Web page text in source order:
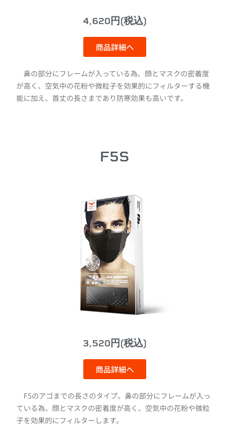
4,620円(税込)
商品詳細へ
鼻の部分にフレームが入っている為、顔とマスクの密着度
が高く、空気中の花粉や微粒子を効果的にフィルターする機
能に加え、首丈の長さまであり防寒効果も高いです。
F5S
3,520円(税込)
商品詳細へ
F5のアゴまでの長さのタイプ。鼻の部分にフレームが入っ
ている為、顔とマスクの密着度が高く、空気中の花粉や微粒
子を効果的にフィルターします。